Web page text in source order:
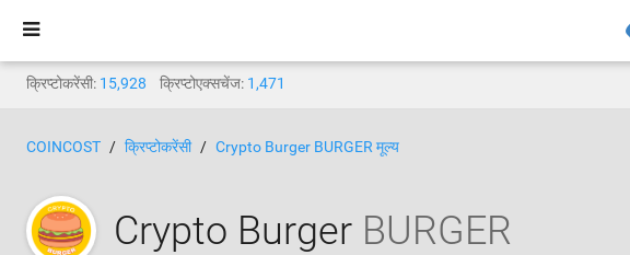
क्रिप्टोकरेंसी: 15,928 क्रिप्टोएक्सचेंज: 1,471
COINCOST क्रिप्टोकरेंसी Crypto Burger BURGER मूल्य
Crypto Burger BURGER